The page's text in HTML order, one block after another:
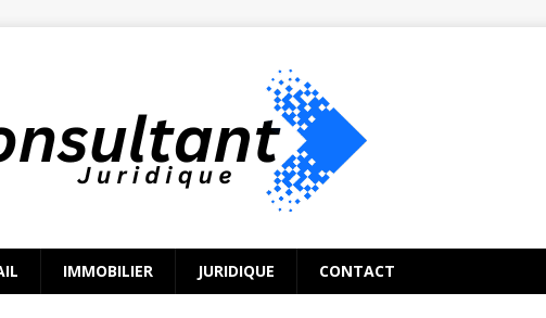
IMMOBILIER JURIDIQUE CONTACT